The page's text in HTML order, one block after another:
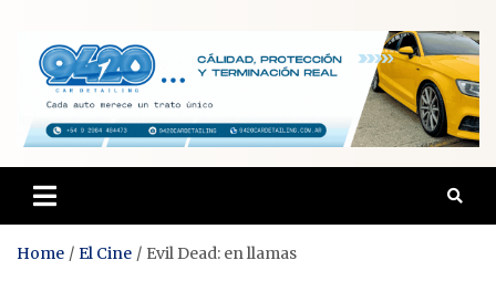
Home El Cine Evil Dead: en llamas